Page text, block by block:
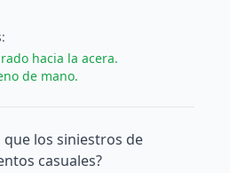
:
hacia la acera.
de mano.
los siniestros de
casuales?